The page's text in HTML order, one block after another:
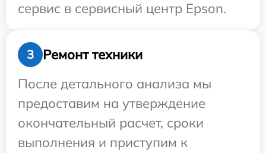
сервис в сервисный центр Epson.
3
Ремонт техники
После детального анализа мы
предоставим на утверждение
окончательный расчет, сроки
выполнения и приступим к